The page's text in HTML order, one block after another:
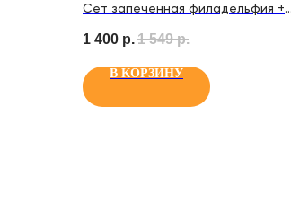
Сет запеченная филадельфия +
на вьетнамском рисе, мурманском
лососе, нежнейшем сыре
филадельфия и фермерских
огурчиках
1 400 р.1 549 р.
В КОРЗИНУ